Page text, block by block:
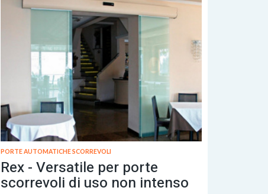
PORTE AUTOMATICHE SCORREVOLI
Rex - Versatile per porte
scorrevoli di uso non intenso